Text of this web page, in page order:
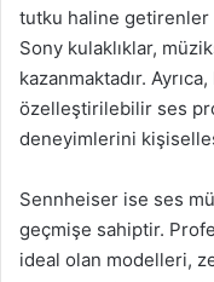
tutku haline getirenler
Sony kulaklıklar,
kazanmaktadır.
özelleştirilebilir ses
deneyimlerini
Sennheiser ise ses
geçmişe sahiptir.
ideal olan modelleri,